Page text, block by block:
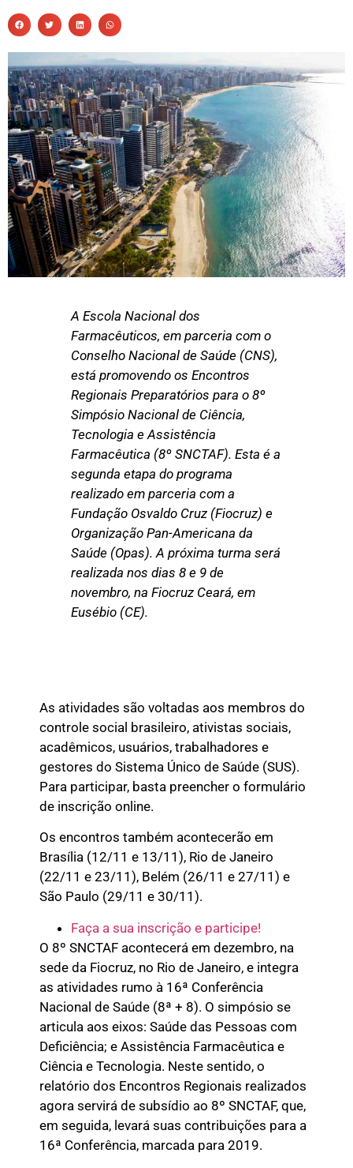
A Escola Nacional dos
Farmacêuticos, em parceria com o
Conselho Nacional de Saúde (CNS),
está promovendo os Encontros
Regionais Preparatórios para o 8º
Simpósio Nacional de Ciência,
Tecnologia e Assistência
Farmacêutica (8º SNCTAF). Esta é a
segunda etapa do programa
realizado em parceria com a
Fundação Osvaldo Cruz (Fiocruz) e
Organização Pan-Americana da
Saúde (Opas). A próxima turma será
realizada nos dias 8 e 9 de
novembro, na Fiocruz Ceará, em
Eusébio (CE).
As atividades são voltadas aos membros do
controle social brasileiro, ativistas sociais,
acadêmicos, usuários, trabalhadores e
gestores do Sistema Único de Saúde (SUS).
Para participar, basta preencher o formulário
de inscrição online.
Os encontros também acontecerão em
Brasília (12/11 e 13/11), Rio de Janeiro
(22/11 e 23/11), Belém (26/11 e 27/11) e
São Paulo (29/11 e 30/11).
Faça a sua inscrição e participe!
O 8º SNCTAF acontecerá em dezembro, na
sede da Fiocruz, no Rio de Janeiro, e integra
as atividades rumo à 16ª Conferência
Nacional de Saúde (8ª + 8). O simpósio se
articula aos eixos: Saúde das Pessoas com
Deficiência; e Assistência Farmacêutica e
Ciência e Tecnologia. Neste sentido, o
relatório dos Encontros Regionais realizados
agora servirá de subsídio ao 8º SNCTAF, que,
em seguida, levará suas contribuições para a
16ª Conferência, marcada para 2019.